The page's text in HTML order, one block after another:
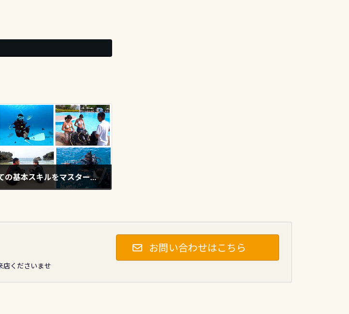
ダイバーとしての基本スキルをマスターしていますか？スキル習得度をチェック
店くださいませ
お問い合わせはこちら